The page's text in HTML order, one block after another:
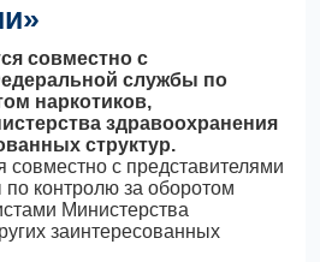
совместно с
службы по
наркотиков,
здравоохранения
структур.
совместно с представителями
контролю за оборотом
Министерства
заинтересованных